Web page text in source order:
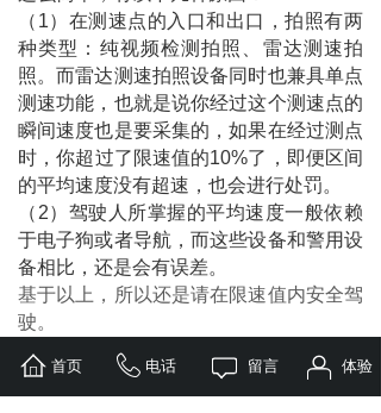
（1）在测速点的入口和出口，拍照有两
种类型：纯视频检测拍照、雷达测速拍
照。而雷达测速拍照设备同时也兼具单点
测速功能，也就是说你经过这个测速点的
瞬间速度也是要采集的，如果在经过测点
时，你超过了限速值的10%了，即便区间
的平均速度没有超速，也会进行处罚。
（2）驾驶人所掌握的平均速度一般依赖
于电子狗或者导航，而这些设备和警用设
备相比，还是会有误差。
基于以上，所以还是请在限速值内安全驾
驶。
上一篇： 开源小智使用说明
首页 电话 留言 体验